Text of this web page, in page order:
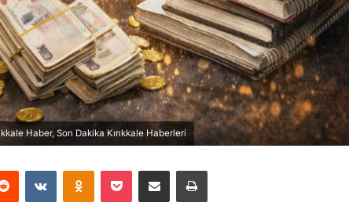
Haber, Son Dakika Kırıkkale Haberleri